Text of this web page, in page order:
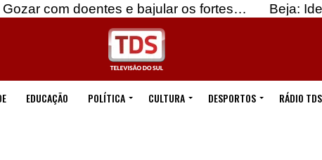
e bajular os fortes… Beja: Identificados
EDUCAÇÃO POLÍTICA CULTURA DESPORTOS RÁDIO TDS